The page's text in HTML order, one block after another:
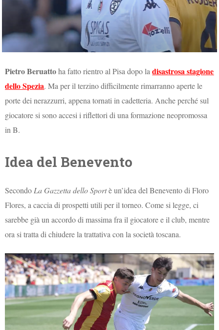
Pietro Beruattoha fatto rientro al Pisa dopo ladisastrosa stagione
dello Spezia. Ma per il terzino difficilmente rimarranno aperte le
porte dei nerazzurri, appena tornati in cadetteria. Anche perché sul
giocatore si sono accesi i riflettori di una formazione neopromossa
in B.
Idea del Benevento
Secondo La Gazzetta dello Sportè un’idea del Benevento di Floro
Flores, a caccia di prospetti utili per il torneo. Come si legge, ci
sarebbe già un accordo di massima fra il giocatore e il club, mentre
ora si tratta di chiudere la trattativa con la società toscana.